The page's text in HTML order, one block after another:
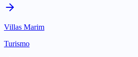
Villas Marim
Turismo